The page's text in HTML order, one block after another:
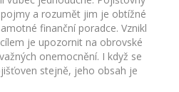
a rozumět jim je obtížné
finanční poradce. Vznikl
je upozornit na obrovské
onemocnění. I když se
stejně, jeho obsah je